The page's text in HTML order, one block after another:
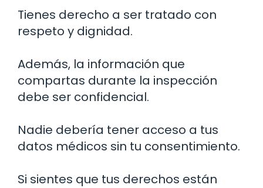
Tienes derecho a ser tratado con
respeto y dignidad.
Además, la información que
compartas durante la inspección
debe ser confidencial.
Nadie debería tener acceso a tus
datos médicos sin tu consentimiento.
Si sientes que tus derechos están